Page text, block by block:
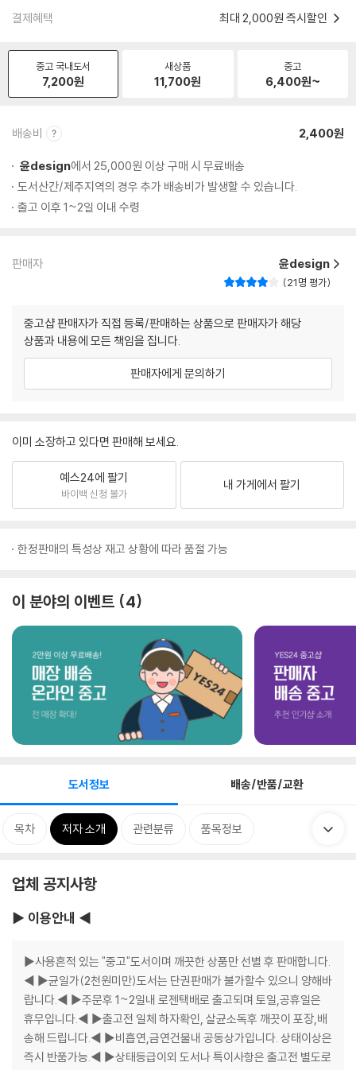
결제혜택 최대 2,000원 즉시할인
중고 국내도서
7,200원
새상품
11,700원
중고
6,400원~
배송비 2,400원
윤design에서 25,000원 이상 구매 시 무료배송
도서산간/제주지역의 경우 추가 배송비가 발생할 수 있습니다.
출고 이후 1~2일 이내 수령
판매자 윤design
21명 평가
중고샵 판매자가 직접 등록/판매하는 상품으로 판매자가 해당
상품과 내용에 모든 책임을 집니다.
판매자에게 문의하기
이미 소장하고 있다면 판매해 보세요.
예스24에 팔기
바이백 신청 불가
내 가게에서 팔기
한정판매의 특성상 재고 상황에 따라 품절 가능
이 분야의 이벤트 4
도서정보 배송/반품/교환
목차 저자 소개 관련분류 품목정보
업체 공지사항
▶ 이용안내 ◀
▶사용흔적 있는 "중고"도서이며 깨끗한 상품만 선별 후 판매합니다.
◀ ▶균일가(2천원미만)도서는 단권판매가 불가할수 있으니 양해바
랍니다.◀ ▶주문후 1~2일내 로젠택배로 출고되며 토일,공휴일은
휴무입니다.◀ ▶출고전 일체 하자확인, 살균소독후 깨끗이 포장,배
송해 드립니다.◀ ▶비흡연,금연건물내 공동상가입니다. 상태이상은
즉시 반품가능.◀ ▶상태등급이외 도서나 특이사항은 출고전 별도로